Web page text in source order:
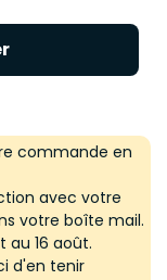
commande en
avec votre
votre boîte mail.
au 16 août.
d'en tenir